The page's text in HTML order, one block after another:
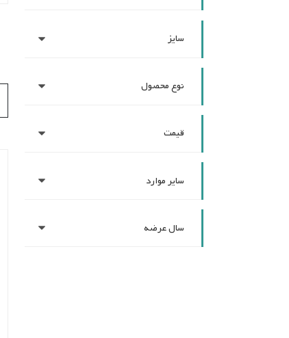
سایز
نوع محصول
قیمت
سایر موارد
سال عرضه